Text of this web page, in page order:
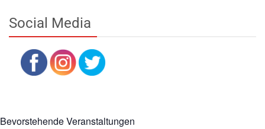
Social Media
Bevorstehende Veranstaltungen